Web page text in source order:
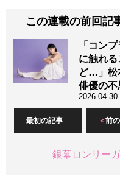
この連載の前回記
「コン
に触れ
ど…」松
俳優の不
2026.04.30
最初の記事 前
銀幕ロンリー